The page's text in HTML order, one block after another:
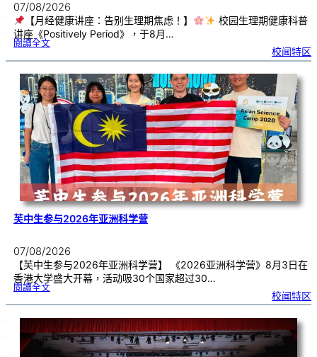
07/08/2026
【月经健康讲座：告别生理期焦虑！】
校园生理期健康科普
讲座《Positively Period》，于8月…
閱讀全文:月
康
座
告
别
生
理
期
焦
虑
！
校闻特区
芙中生参与2026年亚洲科学营
07/08/2026
【芙中生参与2026年亚洲科学营】 《2026亚洲科学营》8月3日在
香港大学盛大开幕，活动吸30个国家超过30…
閱讀全文:芙
参
2
0
2
6
年
亚
洲科
校闻特区